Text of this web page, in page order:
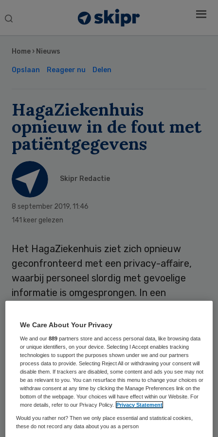
Search
Home › Nieuws
Opslaan Reageer nu Delen
HagaZiekenhuis
opnieuw in de fout met
patiëntgegevens
Skipr Redactie
8 september 2019, 11:46
141 keer gelezen
Het HagaZiekenhuis ziet zich opnieuw
geconfronteerd met een privacy-affaire,
waarbij personeel slordig met gevoelige
informatie is omgesprongen. In een
Rijswijk is een dienstoverdracht van een
verpleegafdeling van het HagaZiekenhuis
gevonden mer daarop de patiëntgegevens
van 19 personen.
De papieren dienstoverdrachten zijn
gebruikt als boodschappenlijstje, zo meldt
Omroep West, maar ze bevatten ook
Sidebar
We Care About Your Privacy
We and our889 partners store and access personal data, like browsing data
or unique identifiers, on your device. Selecting I Accept enables tracking
technologies to support the purposes shown under we and our partners
process data to provide. Selecting Reject All or withdrawing your consent will
disable them. If trackers are disabled, some content and ads you see may not
be as relevant to you. You can resurface this menu to change your choices or
withdraw consent at any time by clicking the Manage Preferences link on the
bottom of the webpage. Your choices will have effect within our Website. For
more details, refer to our Privacy Policy.
Privacy Statement
Would you rather not? Then we only place essential and statistical cookies,
these do not record any data about you as a person